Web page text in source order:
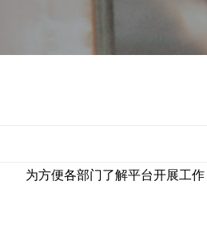
为方便各部门了解平台开展工作